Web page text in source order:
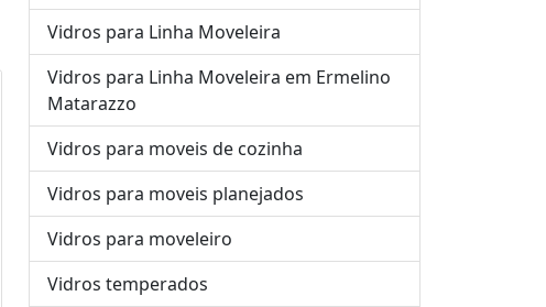
Vidros para Linha Moveleira
Vidros para Linha Moveleira em Ermelino
Matarazzo
Vidros para moveis de cozinha
Vidros para moveis planejados
Vidros para moveleiro
Vidros temperados